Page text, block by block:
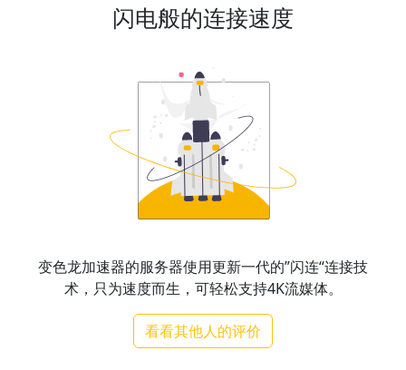
闪电般的连接速度
变色龙加速器的服务器使用更新一代的”闪连“连接技
术，只为速度而生，可轻松支持4K流媒体。
看看其他人的评价